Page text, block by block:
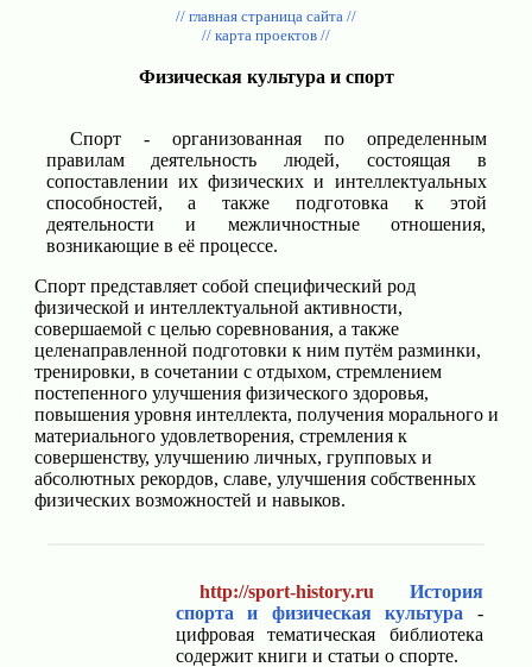
// главная страница сайта //
// карта проектов //
Физическая культура и спорт
Спорт - организованная по определенным
правилам деятельность людей, состоящая в
сопоставлении их физических и интеллектуальных
способностей, а также подготовка к этой
деятельности и межличностные отношения,
возникающие в её процессе.
Спорт представляет собой специфический род
физической и интеллектуальной активности,
совершаемой с целью соревнования, а также
целенаправленной подготовки к ним путём разминки,
тренировки, в сочетании с отдыхом, стремлением
постепенного улучшения физического здоровья,
повышения уровня интеллекта, получения морального и
материального удовлетворения, стремления к
совершенству, улучшению личных, групповых и
абсолютных рекордов, славе, улучшения собственных
физических возможностей и навыков.
http://sport-history.ru
История
спорта и физическая культура -
цифровая тематическая библиотека
содержит книги и статьи о спорте.